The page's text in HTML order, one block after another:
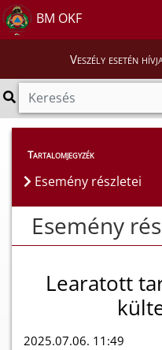
BM OKF
Veszély esetén
Esemény részletei
Tartalomjegyzék
Esemény részletei
Esemény
Learatott
2025.07.06. 11:49